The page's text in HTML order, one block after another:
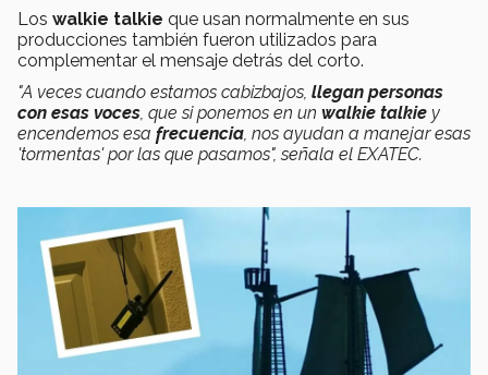
Los walkie talkie que usan normalmente en sus
producciones también fueron utilizados para
complementar el mensaje detrás del corto.
"A veces cuando estamos cabizbajos, llegan personas
con esas voces, que si ponemos en un walkie talkie y
encendemos esa frecuencia, nos ayudan a manejar esas
'tormentas' por las que pasamos", señala el EXATEC.